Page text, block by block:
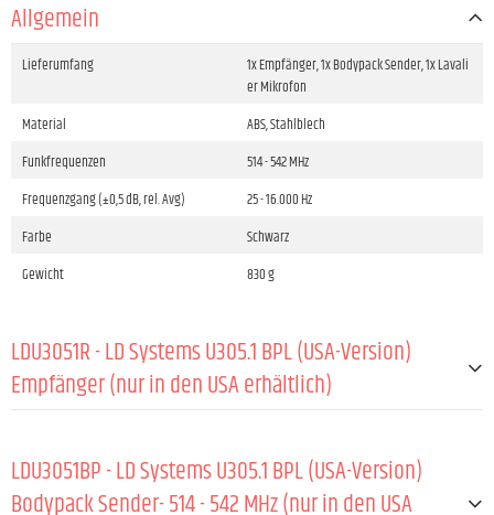
Allgemein
Lieferumfang
1x Empfänger, 1x Bodypack Sender, 1x Lavali
er Mikrofon
Material
ABS, Stahlblech
Funkfrequenzen
514 - 542 MHz
Frequenzgang (±0,5 dB, rel. Avg)
25 - 16.000 Hz
Farbe
Schwarz
Gewicht
830 g
LDU3051R - LD Systems U305.1 BPL (USA-Version)
Empfänger (nur in den USA erhältlich)
Material Stahlblech
LDU3051BP - LD Systems U305.1 BPL (USA-Version)
Bodypack Sender- 514 - 542 MHz (nur in den USA